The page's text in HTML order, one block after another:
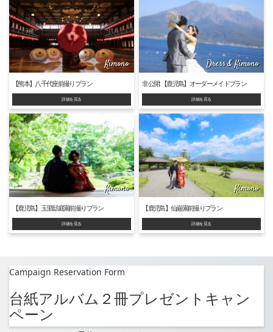
Kimono
【熊本】八千代座前撮りプラン
詳細を見る
Dress & Kimono
非公開: 【鹿児島】オーダーメイドプラン
詳細を見る
Kimono
【鹿児島】玉里邸庭園前撮りプラン
詳細を見る
Kimono
【鹿児島】仙巌園前撮りプラン
詳細を見る
Campaign Reservation Form
台紙アルバム２冊プレゼントキャン
ペーン